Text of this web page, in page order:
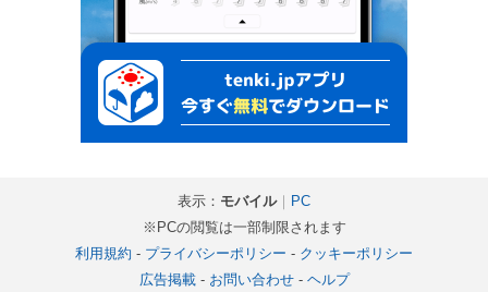
表示： モバイル｜ PC
※PCの閲覧は一部制限されます
利用規約 - プライバシーポリシー - クッキーポリシー
広告掲載- お問い合わせ- ヘルプ